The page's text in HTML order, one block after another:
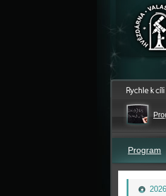
Program